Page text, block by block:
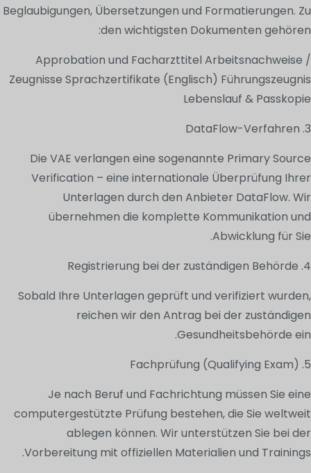
Beglaubigungen, Übersetzungen und Formatierungen. Zu
den wichtigsten Dokumenten gehören:
Approbation und Facharzttitel Arbeitsnachweise /
Zeugnisse Sprachzertifikate (Englisch) Führungszeugnis
Lebenslauf & Passkopie
3. DataFlow-Verfahren
Die VAE verlangen eine sogenannte Primary Source
Verification – eine internationale Überprüfung Ihrer
Unterlagen durch den Anbieter DataFlow. Wir
übernehmen die komplette Kommunikation und
Abwicklung für Sie.
4. Registrierung bei der zuständigen Behörde
Sobald Ihre Unterlagen geprüft und verifiziert wurden,
reichen wir den Antrag bei der zuständigen
Gesundheitsbehörde ein.
5. Fachprüfung (Qualifying Exam)
Je nach Beruf und Fachrichtung müssen Sie eine
computergestützte Prüfung bestehen, die Sie weltweit
ablegen können. Wir unterstützen Sie bei der
Vorbereitung mit offiziellen Materialien und Trainings.